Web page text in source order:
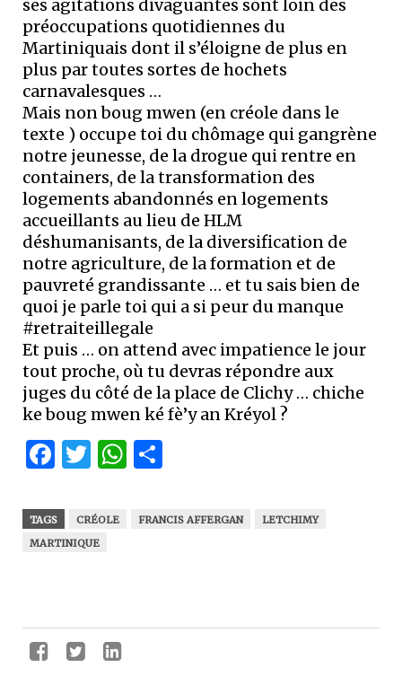
ses agitations divaguantes sont loin des
préoccupations quotidiennes du
Martiniquais dont il s’éloigne de plus en
plus par toutes sortes de hochets
carnavalesques …
Mais non boug mwen (en créole dans le
texte ) occupe toi du chômage qui gangrène
notre jeunesse, de la drogue qui rentre en
containers, de la transformation des
logements abandonnés en logements
accueillants au lieu de HLM
déshumanisants, de la diversification de
notre agriculture, de la formation et de
pauvreté grandissante … et tu sais bien de
quoi je parle toi qui a si peur du manque
#retraiteillegale
Et puis … on attend avec impatience le jour
tout proche, où tu devras répondre aux
juges du côté de la place de Clichy … chiche
ke boug mwen ké fè’y an Kréyol ?
Facebook
Twitter
WhatsApp
TAGS CRÉOLE FRANCIS AFFERGAN
LETCHIMY
MARTINIQUE